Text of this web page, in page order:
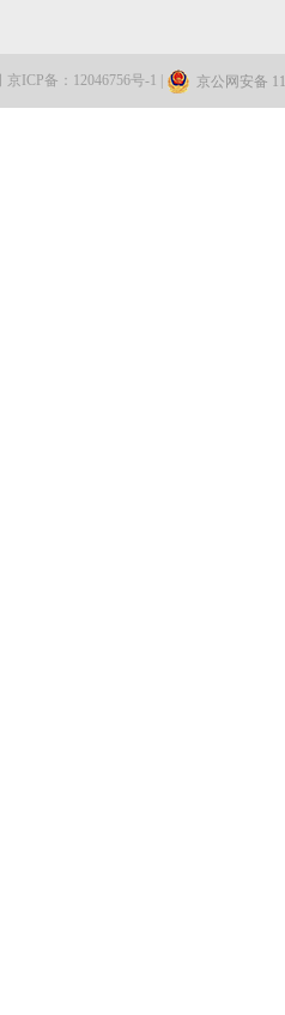
ICP备：12046756号-1 | 京公网安备